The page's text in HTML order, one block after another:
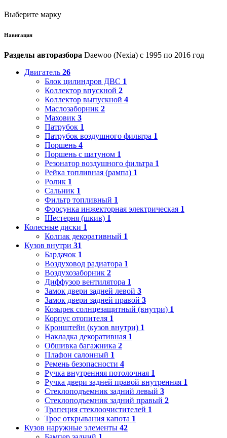
Выберите марку
Навигация
Разделы авторазбора Daewoo (Nexia) с 1995 по 2016 год
Двигатель 26
Блок цилиндров ДВС 1
Коллектор впускной 2
Коллектор выпускной 4
Маслозаборник 2
Маховик 3
Патрубок 1
Патрубок воздушного фильтра 1
Поршень 4
Поршень с шатуном 1
Резонатор воздушного фильтра 1
Рейка топливная (рампа) 1
Ролик 1
Сальник 1
Фильтр топливный 1
Форсунка инжекторная электрическая 1
Шестерня (шкив) 1
Колесные диски 1
Колпак декоративный 1
Кузов внутри 31
Бардачок 1
Воздуховод радиатора 1
Воздухозаборник 2
Диффузор вентилятора 1
Замок двери задней левой 3
Замок двери задней правой 3
Козырек солнцезащитный (внутри) 1
Корпус отопителя 1
Кронштейн (кузов внутри) 1
Накладка декоративная 1
Обшивка багажника 2
Плафон салонный 1
Ремень безопасности 4
Ручка внутренняя потолочная 1
Ручка двери задней правой внутренняя 1
Стеклоподъемник задний левый 3
Стеклоподъемник задний правый 2
Трапеция стеклоочистителей 1
Трос открывания капота 1
Кузов наружные элементы 42